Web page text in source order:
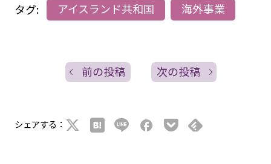
タグ:
アイスランド共和国 海外事業
前の投稿 次の投稿
シェアする：